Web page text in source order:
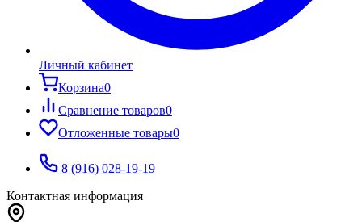
Личный кабинет
Корзина0
Сравнение товаров0
Отложенные товары0
8 (916) 028-19-19
Контактная информация